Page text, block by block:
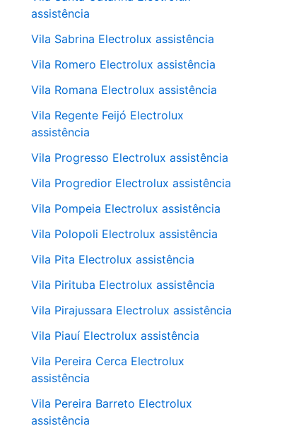
assistência
Vila Sabrina Electrolux assistência
Vila Romero Electrolux assistência
Vila Romana Electrolux assistência
Vila Regente Feijó Electrolux
assistência
Vila Progresso Electrolux assistência
Vila Progredior Electrolux assistência
Vila Pompeia Electrolux assistência
Vila Polopoli Electrolux assistência
Vila Pita Electrolux assistência
Vila Pirituba Electrolux assistência
Vila Pirajussara Electrolux assistência
Vila Piauí Electrolux assistência
Vila Pereira Cerca Electrolux
assistência
Vila Pereira Barreto Electrolux
assistência